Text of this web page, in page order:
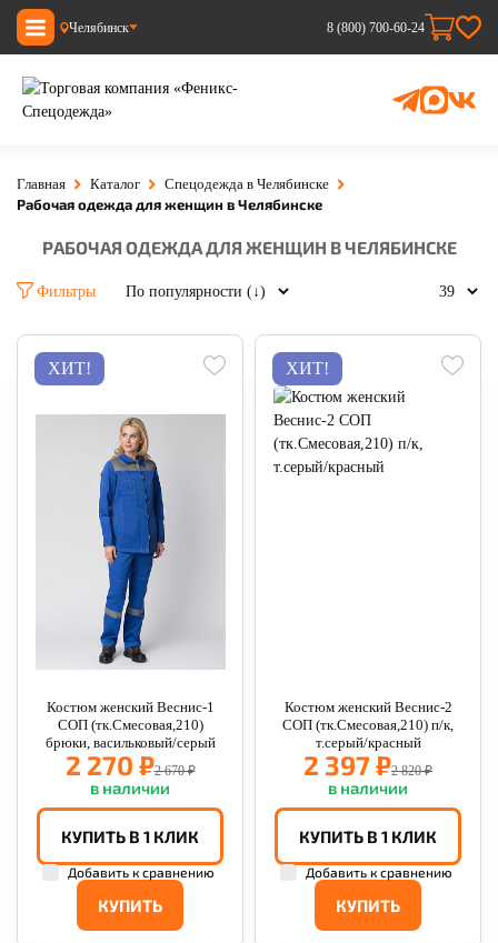
Челябинск 8 (800) 700-60-24
Главная Каталог Спецодежда в Челябинске
Рабочая одежда для женщин в Челябинске
РАБОЧАЯ ОДЕЖДА ДЛЯ ЖЕНЩИН В ЧЕЛЯБИНСКЕ
Фильтры
ХИТ!
Костюм женский Веснис-1
СОП (тк.Смесовая,210)
брюки, васильковый/серый
2 270 ₽2 670 ₽
в наличии
КУПИТЬ
КУПИТЬ В 1 КЛИК
Добавить к сравнению
ХИТ!
Костюм женский Веснис-2
СОП (тк.Смесовая,210) п/к,
т.серый/красный
2 397 ₽2 820 ₽
в наличии
КУПИТЬ
КУПИТЬ В 1 КЛИК
Добавить к сравнению